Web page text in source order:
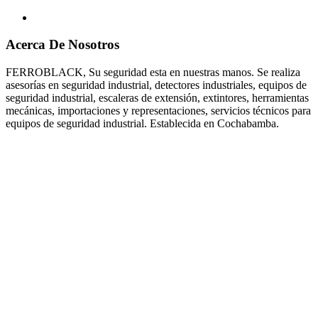
Acerca De Nosotros
FERROBLACK, Su seguridad esta en nuestras manos. Se realiza
asesorías en seguridad industrial, detectores industriales, equipos de
seguridad industrial, escaleras de extensión, extintores, herramientas
mecánicas, importaciones y representaciones, servicios técnicos para
equipos de seguridad industrial. Establecida en Cochabamba.